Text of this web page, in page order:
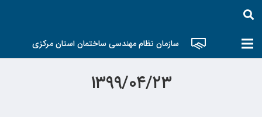
سازمان نظام مهندسی ساختمان استان مرکزی
۱۳۹۹/۰۴/۲۳